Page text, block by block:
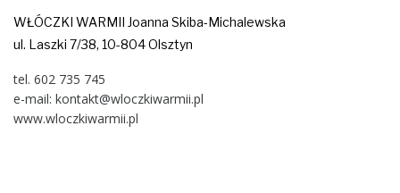
WŁÓCZKI WARMII Joanna Skiba-Michalewska
ul. Laszki 7/38, 10-804 Olsztyn
tel. 602 735 745
e-mail: kontakt@wloczkiwarmii.pl
www.wloczkiwarmii.pl